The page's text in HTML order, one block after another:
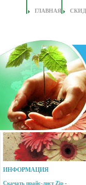
ГЛАВНАЯ
ИНФОРМАЦИЯ
Скачать прайс-лист Zip -